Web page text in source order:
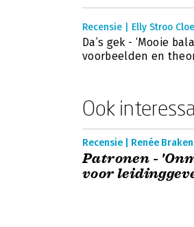
Recensie | Elly Stroo
Da’s gek - ‘Mooie
voorbeelden en
Ook
Recensie | Renée
Patronen -
voor